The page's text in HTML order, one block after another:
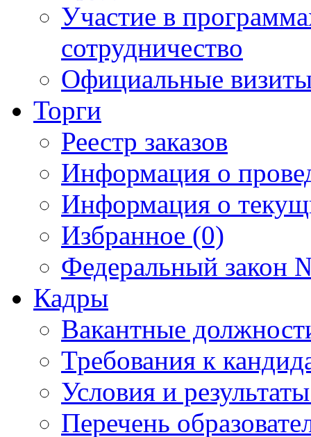
Участие в
сотрудничество
Официальные
Торги
Реестр заказов
Информация о
Информация о
Избранное (0)
Федеральный закон
Кадры
Вакантные
Требования к
Условия и
Перечень